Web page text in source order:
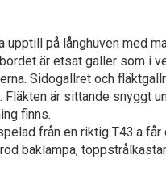
upptill på långhuven med
är etsat galler som i
Sidogallret och
Fläkten är sittande snyggt
finns.
från en riktig T43:a
baklampa,